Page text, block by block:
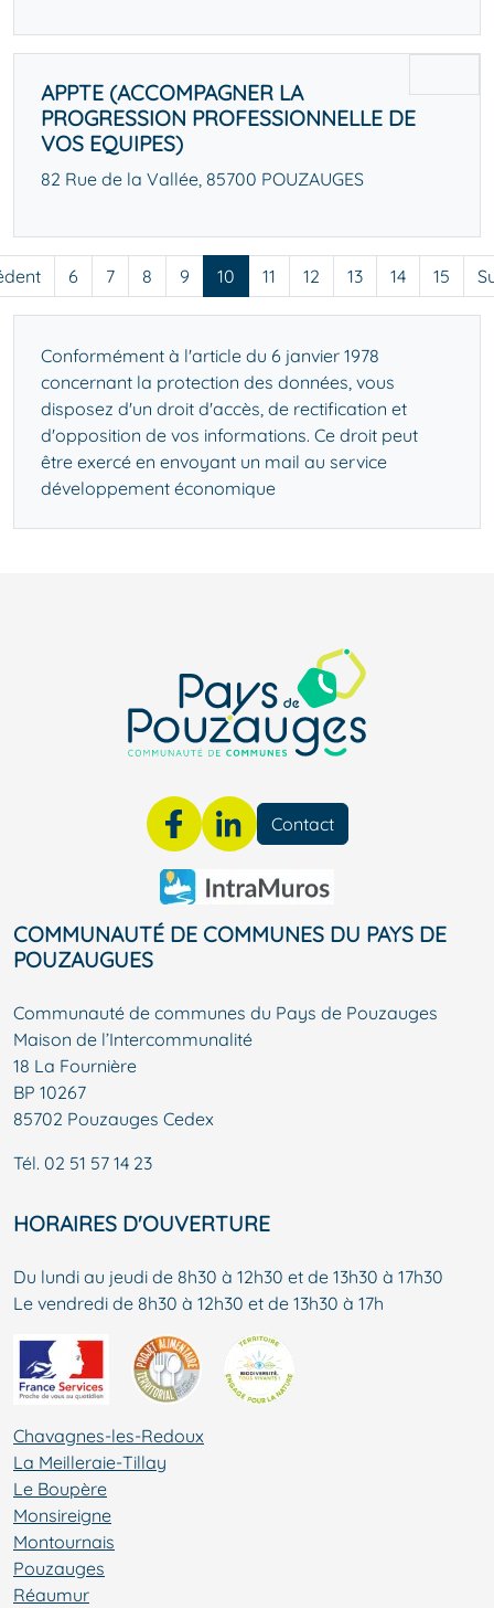
APPTE (ACCOMPAGNER LA
PROGRESSION PROFESSIONNELLE DE
VOS EQUIPES)
82 Rue de la Vallée, 85700 POUZAUGES
6 7 8 9 10 11 12 13 14 15
Conformément à l'article du 6 janvier 1978
concernant la protection des données, vous
disposez d'un droit d'accès, de rectification et
d'opposition de vos informations. Ce droit peut
être exercé en envoyant un mail au service
développement économique
Contact
COMMUNAUTÉ DE COMMUNES DU PAYS DE
POUZAUGUES
Communauté de communes du Pays de Pouzauges
Maison de l’Intercommunalité
18 La Fournière
BP 10267
85702 Pouzauges Cedex
Tél. 02 51 57 14 23
HORAIRES D'OUVERTURE
Du lundi au jeudi de 8h30 à 12h30 et de 13h30 à 17h30
Le vendredi de 8h30 à 12h30 et de 13h30 à 17h
Chavagnes-les-Redoux
La Meilleraie-Tillay
Le Boupère
Monsireigne
Montournais
Pouzauges
Réaumur